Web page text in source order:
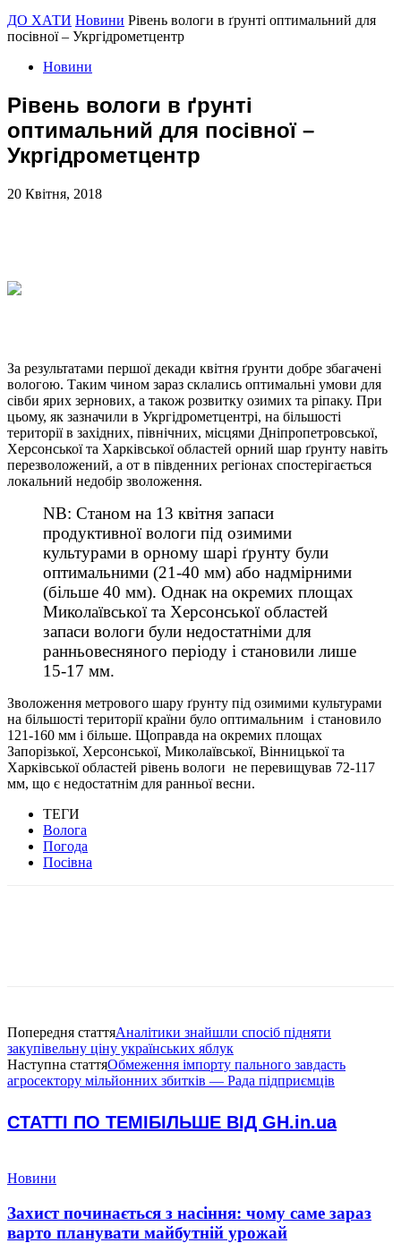
ДО ХАТИ Новини Рівень вологи в ґрунті оптимальний для
посівної – Укргідрометцентр
Новини
Рівень вологи в ґрунті
оптимальний для посівної –
Укргідрометцентр
20 Квітня, 2018
За результатами першої декади квітня ґрунти добре збагачені
вологою. Таким чином зараз склались оптимальні умови для
сівби ярих зернових, а також розвитку озимих та ріпаку. При
цьому, як зазначили в Укргідрометцентрі, на більшості
території в західних, північних, місцями Дніпропетровської,
Херсонської та Харківської областей орний шар ґрунту навіть
перезволожений, а от в південних регіонах спостерігається
локальний недобір зволоження.
NB: Станом на 13 квітня запаси
продуктивної вологи під озимими
культурами в орному шарі ґрунту були
оптимальними (21-40 мм) або надмірними
(більше 40 мм). Однак на окремих площах
Миколаївської та Херсонської областей
запаси вологи були недостатніми для
ранньовесняного періоду і становили лише
15-17 мм.
Зволоження метрового шару ґрунту під озимими культурами
на більшості території країни було оптимальним і становило
121-160 мм і більше. Щоправда на окремих площах
Запорізької, Херсонської, Миколаївської, Вінницької та
Харківської областей рівень вологи не перевищував 72-117
мм, що є недостатнім для ранньої весни.
ТЕГИ
Волога
Погода
Посівна
Попередня статтяАналітики знайшли спосіб підняти
закупівельну ціну українських яблук
Наступна статтяОбмеження імпорту пального завдасть
агросектору мільйонних збитків — Рада підприємців
СТАТТІ ПО ТЕМІБІЛЬШЕ ВІД GH.in.ua
Новини
Захист починається з насіння: чому саме зараз
варто планувати майбутній урожай